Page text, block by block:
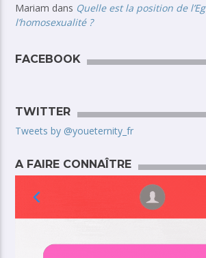
Mariam dans Quelle est la position de
l’homosexualité ?
FACEBOOK
TWITTER
Tweets by @youeternity_fr
A FAIRE CONNAÎTRE